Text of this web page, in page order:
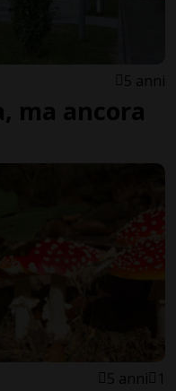
5 anni
ma ancora
5 anni 1